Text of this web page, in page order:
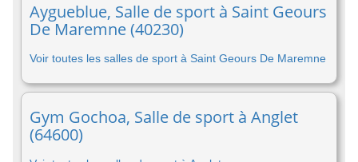
Aygueblue, Salle de sport à Saint Geours
De Maremne (40230)
Voir toutes les salles de sport à Saint Geours De Maremne
Gym Gochoa, Salle de sport à Anglet
(64600)